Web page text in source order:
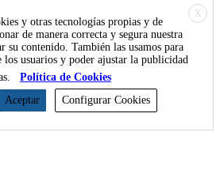
X
y otras tecnologías propias y de
de manera correcta y segura nuestra
su contenido. También las usamos para
los usuarios y poder ajustar la publicidad
Política de Cookies
Aceptar Configurar Cookies